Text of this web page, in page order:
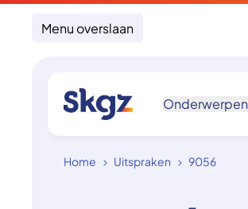
Menu overslaan
Onderwerpen
Home Uitspraken 9056